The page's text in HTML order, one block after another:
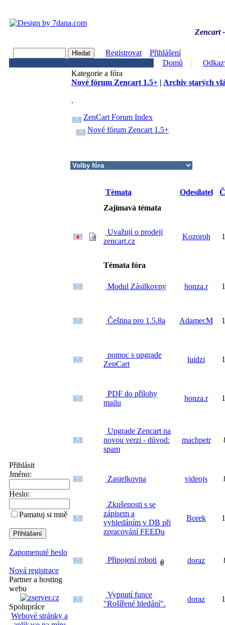
Zencart
Registrovat
Přihlášení
Domů
Přihlásit
Jméno:
Heslo:
Pamatuj si mně
Zapomenuté heslo
Nová registrace
Partner a hosting
webu
Spolupráce
Webové stránky a
Kategorie a fóra
Nové fórum Zencart 1.5+ | Archiv starých
.
ZenCart Forum Index
Nové fórum Zencart 1.5+
Témata Odesílatel
Zajímavá témata
Uvažuji o prodeji
zencart.cz
Kozoroh
Témata fóra
Modul Zásilkovny honza.r
Čeština pro 1.5.8a AdamecM
pomoc s upgrade
ZenCart
luidzi
PDF do přílohy
mailu
honza.r
Upgrade Zencart na
novou verzi - důvod:
spam
machpetr
Zasielkovna videojs
Zkušenosti s se
zápisem a
vyhledáním v DB při
zpracování FEEDu
Borek
Připojení roboti doraz
Vypnutí funce
"Rošířené hledání".
doraz